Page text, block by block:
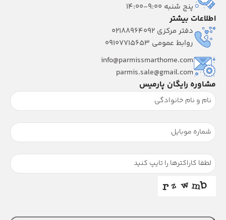
پنج شنبه 9:00-14:00
اطلاعات بیشتر
دفتر مرکزی 02188964092
روابط عمومی 09107715653
info@parmissmarthome.com
parmis.sale@gmail.com
مشاوره رایگان پارمیس